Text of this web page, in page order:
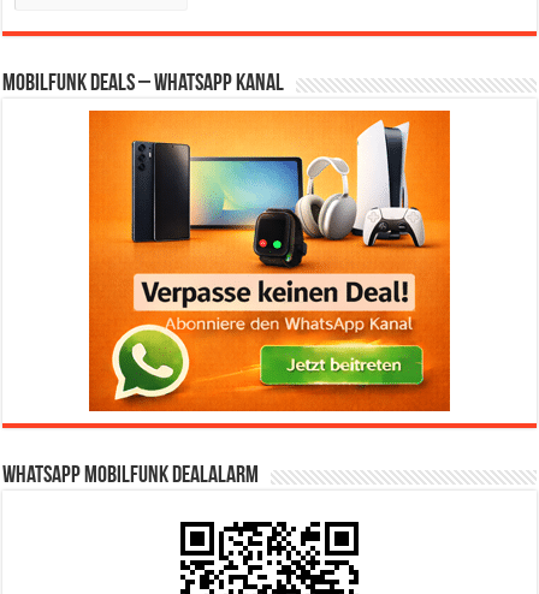
Mobilfunk Deals – WhatsApp Kanal
WhatsApp Mobilfunk DealAlarm